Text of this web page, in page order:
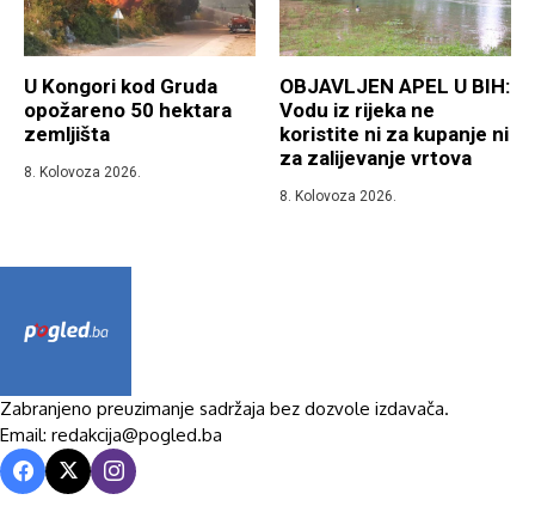
U Kongori kod Gruda
opožareno 50 hektara
zemljišta
8. Kolovoza 2026.
OBJAVLJEN APEL U BIH:
Vodu iz rijeka ne
koristite ni za kupanje ni
za zalijevanje vrtova
8. Kolovoza 2026.
Zabranjeno preuzimanje sadržaja bez dozvole izdavača.
Email: redakcija@pogled.ba